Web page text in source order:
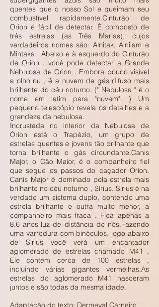
quentes que o nosso Sol e queimam seu
combustível rapidamente.Cinturão de
Orion é fácil de detectar. É composto de
três estrelas (as Três Marias), cujos
verdadeiros nomes são: Alnitak, Alnilam e
Mintaka . Abaixo e à esquerdo do Cinturão
de Orion , você pode detectar a Grande
Nebulosa de Orion . Embora pouco visível
a olho nu , é a nuvem de gás difuso mais
brilhante do céu noturno. (" Nebulosa " é o
nome em latim para "nuvem". ) Um
pequeno telescópio revela os detalhes e a
grandeza da nebulosa.
Incrustada no interior da Nebulosa de
Órion está o Trapézio, um grupo de
estrelas quentes e jovens tão brilhante que
torna brilhante o gás circundante.Canis
Major, o Cão Maior, é o companheiro fiel
que segue os passos do caçador Órion.
Canis Major é dominado pela estrela mais
brilhante no céu noturno , Sírius. Sirius é na
verdade um sistema duplo, contendo uma
estrela brilhante e outra muito menor, a
companheiro mais fraca . Fica apenas a
8.6 anos-luz de distância de nós.Fazendo
uma varredura com binóculos, logo abaixo
de Sirius você verá um encantador
aglomerado de estrelas chamado M41 .
Ele contém cerca de 100 estrelas ,
incluindo várias gigantes vermelhas.As
estrelas do aglomerado M41 nasceram
juntos e são todas da mesma idade.
Adaptação do texto: Dermeval Carneiro